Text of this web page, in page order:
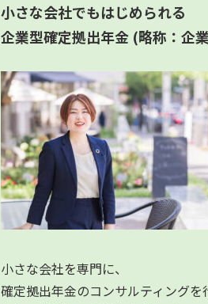
小さな会社でもはじめられる
企業型確定拠出年金 (略称：企
小さな会社を専門に、
確定拠出年金のコンサルティングを